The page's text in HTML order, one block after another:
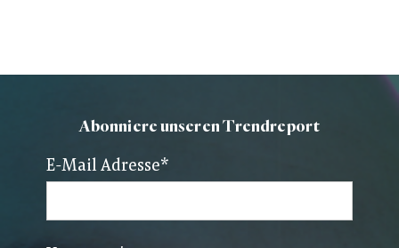
Abonniere unseren Trendreport
E-Mail Adresse*